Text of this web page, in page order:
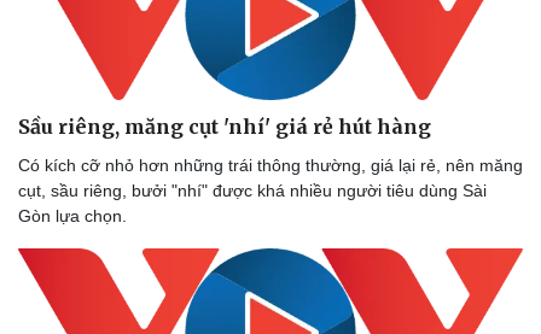
Sầu riêng, măng cụt 'nhí' giá rẻ hút hàng
Có kích cỡ nhỏ hơn những trái thông thường, giá lại rẻ, nên măng
cụt, sầu riêng, bưởi "nhí" được khá nhiều người tiêu dùng Sài
Gòn lựa chọn.